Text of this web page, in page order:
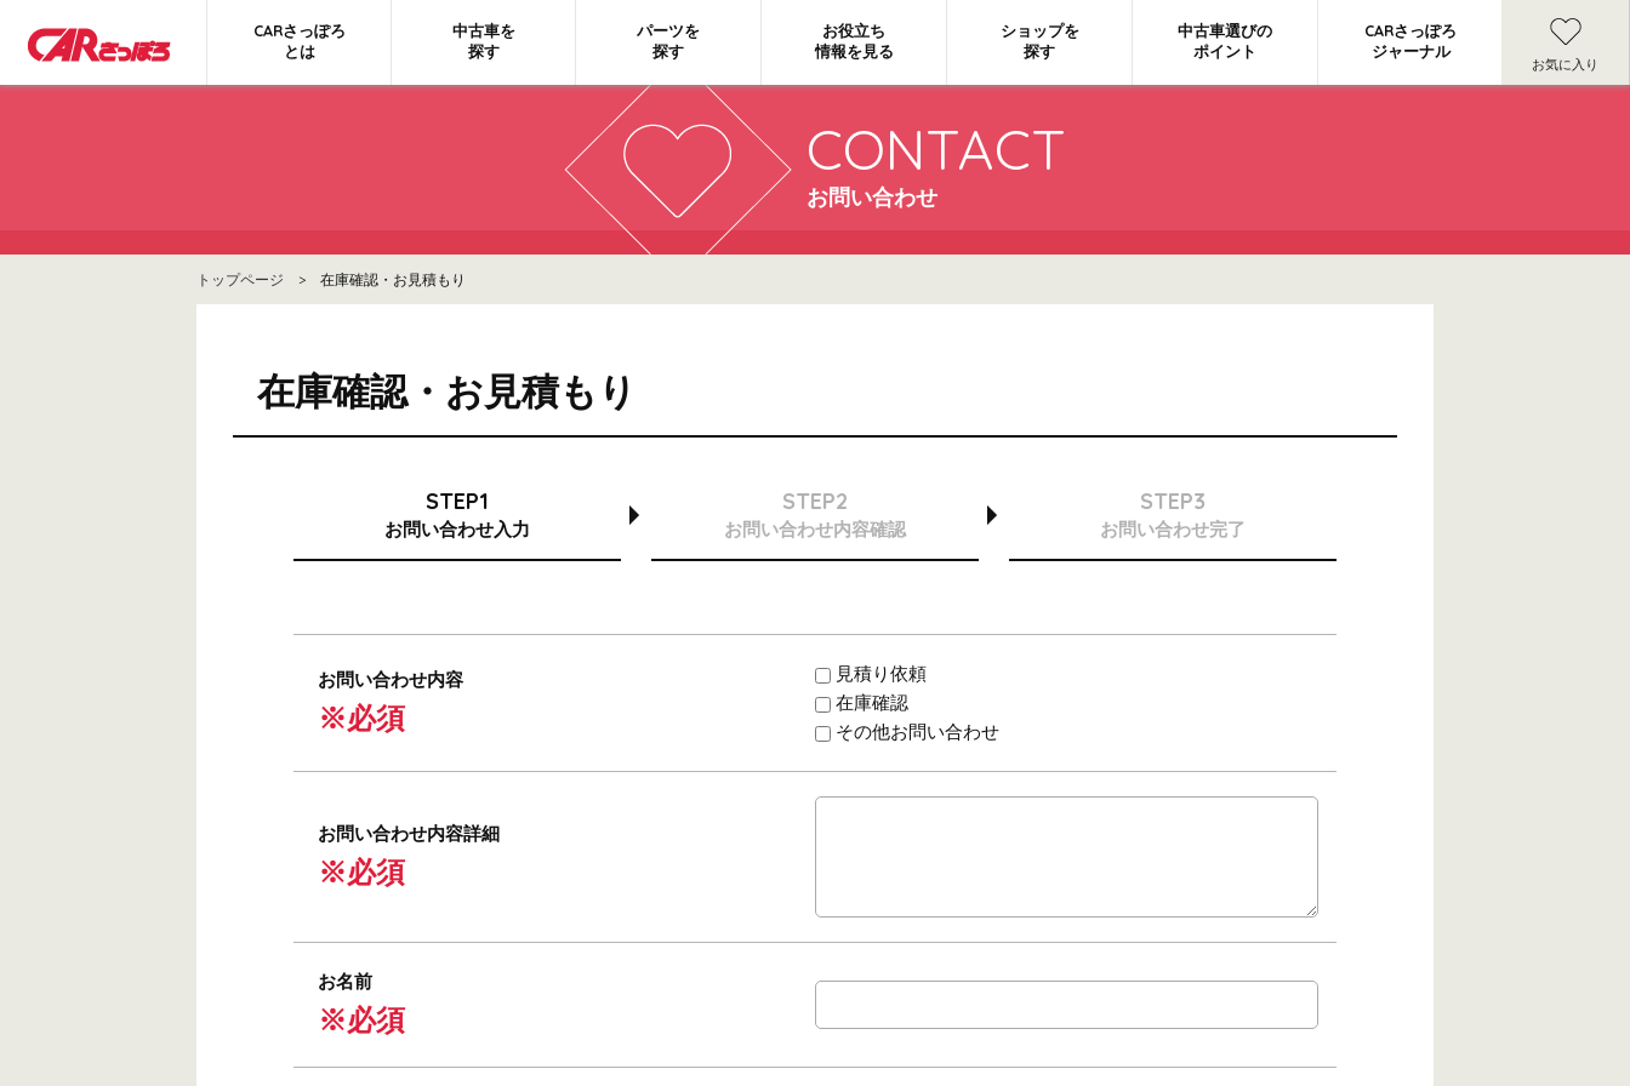
CARさっぽろ
とは
中古車を
探す
パーツを
探す
お役立ち
情報を見る
ショップを
探す
中古車選びの
ポイント
CARさっぽろ
ジャーナル
お気に入り
CONTACT
お問い合わせ
トップページ > 在庫確認・お見積もり
在庫確認・お見積もり
STEP1
お問い合わせ入力
STEP2
お問い合わせ内容確認
STEP3
お問い合わせ完了
お問い合わせ内容
※必須
見積り依頼
在庫確認
その他お問い合わせ
お問い合わせ内容詳細
※必須
お名前
※必須